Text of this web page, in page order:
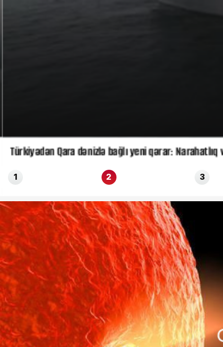
Türkiyədən Qara dənizlə bağlı yeni qərar: Narahatlıq
1 2 3